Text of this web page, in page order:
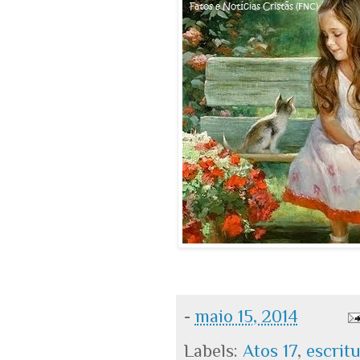
- maio 15, 2014
Labels: Atos 17,